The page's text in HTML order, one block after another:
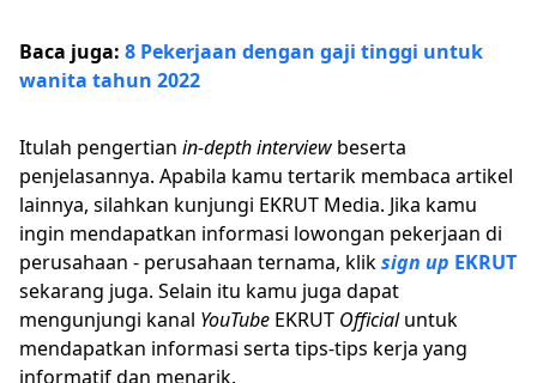
Baca juga: 8 Pekerjaan dengan gaji tinggi untuk
wanita tahun 2022
Itulah pengertian in-depth interview beserta
penjelasannya. Apabila kamu tertarik membaca artikel
lainnya, silahkan kunjungi EKRUT Media. Jika kamu
ingin mendapatkan informasi lowongan pekerjaan di
perusahaan - perusahaan ternama, kliksign up EKRUT
sekarang juga. Selain itu kamu juga dapat
mengunjungi kanal YouTube EKRUT Officialuntuk
mendapatkan informasi serta tips-tips kerja yang
informatif dan menarik.